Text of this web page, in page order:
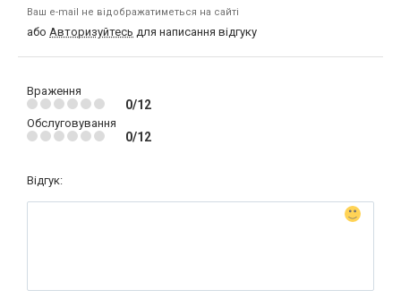
Ваш e-mail не відображатиметься на сайті
або Авторизуйтесь для написання відгуку
Враження
0/12
Обслуговування
0/12
Відгук: